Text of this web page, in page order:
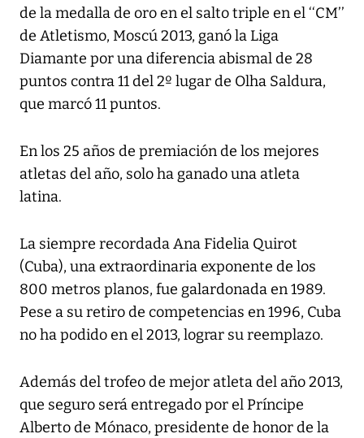
de la medalla de oro en el salto triple en el ‘‘CM’’
de Atletismo, Moscú 2013, ganó la Liga
Diamante por una diferencia abismal de 28
puntos contra 11 del 2º lugar de Olha Saldura,
que marcó 11 puntos.
En los 25 años de premiación de los mejores
atletas del año, solo ha ganado una atleta
latina.
La siempre recordada Ana Fidelia Quirot
(Cuba), una extraordinaria exponente de los
800 metros planos, fue galardonada en 1989.
Pese a su retiro de competencias en 1996, Cuba
no ha podido en el 2013, lograr su reemplazo.
Además del trofeo de mejor atleta del año 2013,
que seguro será entregado por el Príncipe
Alberto de Mónaco, presidente de honor de la